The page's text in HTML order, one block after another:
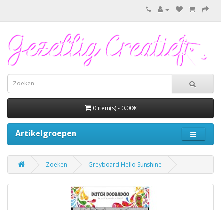
0 item(s) - 0.00€
Artikelgroepen
Zoeken Greyboard Hello Sunshine